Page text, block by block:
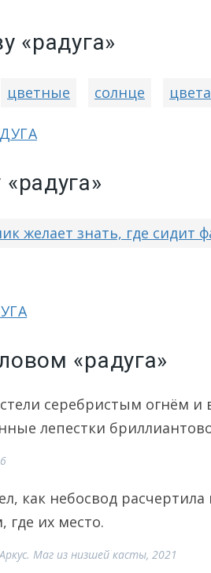
«радуга»
цветные солнце цвета
желает знать, где сидит
«радуга»
серебристым огнём и
лепестки
как небосвод
их место.
Маг из низшей касты, 2021